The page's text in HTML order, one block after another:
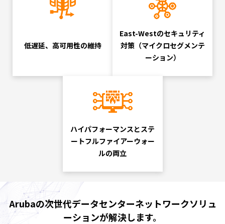
低遅延、 高可用性の維持
East-Westのセキュリティ
対策（マイクロセグメンテ
ーション）
ハイパフォーマンスとステ
ートフルファイアーウォー
ルの両立
Arubaの次世代データセンターネットワークソリュ
ーションが解決します。